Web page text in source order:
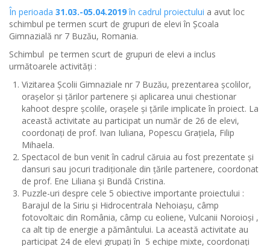
În perioada 31.03.-05.04.2019în cadrul proiectului a avut loc
schimbul pe termen scurt de grupuri de elevi în Școala
Gimnazială nr 7 Buzău, Romania.
Schimbul pe termen scurt de grupuri de elevi a inclus
următoarele activități :
Vizitarea Școlii Gimnaziale nr 7 Buzău, prezentarea școlilor,
orașelor și țărilor partenere și aplicarea unui chestionar
kahoot despre școlile, orașele și țările implicate în proiect. La
această activitate au participat un număr de 26 de elevi,
coordonați de prof. Ivan Iuliana, Popescu Grațiela, Filip
Mihaela.
Spectacol de bun venit în cadrul căruia au fost prezentate și
dansuri sau jocuri tradiționale din țările partenere, coordonat
de prof. Ene Liliana și Bundă Cristina.
Puzzle-uri despre cele 5 obiective importante proiectului :
Barajul de la Siriu și Hidrocentrala Nehoiașu, câmp
fotovoltaic din România, câmp cu eoliene, Vulcanii Noroioși ,
ca alt tip de energie a pământului. La această activitate au
participat 24 de elevi grupați în 5 echipe mixte, coordonați